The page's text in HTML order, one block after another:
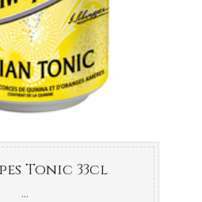
Tonic 33cl
...